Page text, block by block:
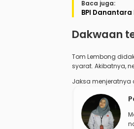
Baca juga:
BPI
Dakwaan
Tom Lembong
syarat. Akibatnya,
Jaksa menjeratnya